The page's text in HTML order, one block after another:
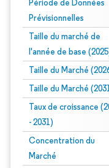
Période de Données
Prévisionnelles
Taille du marché de
l'année de base
Taille du Marché
Taille du Marché
Taux de croissance
- 2031)
Concentration du
Marché